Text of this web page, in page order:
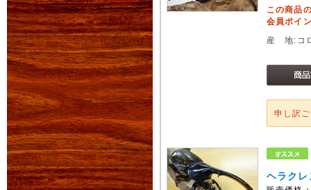
この商品
会員ポイ
産 地:コ
申し訳
ヘラク